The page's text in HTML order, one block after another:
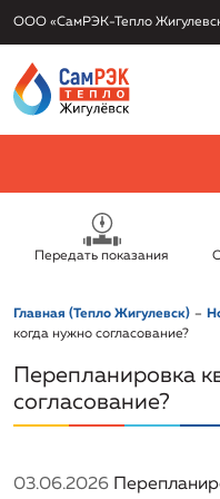
ООО «СамРЭК-Тепло
О компании
Руководство
Раскрытие информации
Онлайн-оплата
Передать показания
Заключить договор
Урегулировать
Услуги
Обслуживание и
Электротехническая
Вакансии
Передать показания
Главная (Тепло Жигулевск)
когда нужно согласование?
Перепланировка
согласование?
03.06.2026